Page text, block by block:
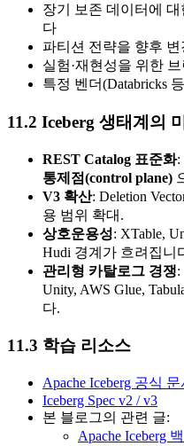
장기 보존 데이터에
다
파티션 전략을 향후
실험·재현성을 위한
특정 벤더(Databricks
11.2 Iceberg 생태계의
REST Catalog 표준화:
통제점(control plane)
V3 확산: Deletion
용 범위 확대.
상호운용성: XTable,
Hudi 경계가 흐려집니
관리형 카탈로그 경쟁:
Unity, AWS Glue,
다.
11.3 학습 리소스
Apache Iceberg 공식 문
Iceberg Spec v2 / v3
본 블로그의 관련 글:
Apache Iceberg